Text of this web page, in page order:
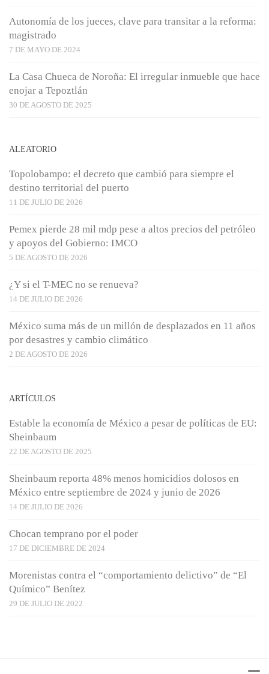
Autonomía de los jueces, clave para transitar a la reforma:
magistrado
7 DE MAYO DE 2024
La Casa Chueca de Noroña: El irregular inmueble que hace
enojar a Tepoztlán
30 DE AGOSTO DE 2025
ALEATORIO
Topolobampo: el decreto que cambió para siempre el
destino territorial del puerto
11 DE JULIO DE 2026
Pemex pierde 28 mil mdp pese a altos precios del petróleo
y apoyos del Gobierno: IMCO
5 DE AGOSTO DE 2026
¿Y si el T-MEC no se renueva?
14 DE JULIO DE 2026
México suma más de un millón de desplazados en 11 años
por desastres y cambio climático
2 DE AGOSTO DE 2026
ARTÍCULOS
Estable la economía de México a pesar de políticas de EU:
Sheinbaum
22 DE AGOSTO DE 2025
Sheinbaum reporta 48% menos homicidios dolosos en
México entre septiembre de 2024 y junio de 2026
14 DE JULIO DE 2026
Chocan temprano por el poder
17 DE DICIEMBRE DE 2024
Morenistas contra el “comportamiento delictivo” de “El
Químico” Benítez
29 DE JULIO DE 2022